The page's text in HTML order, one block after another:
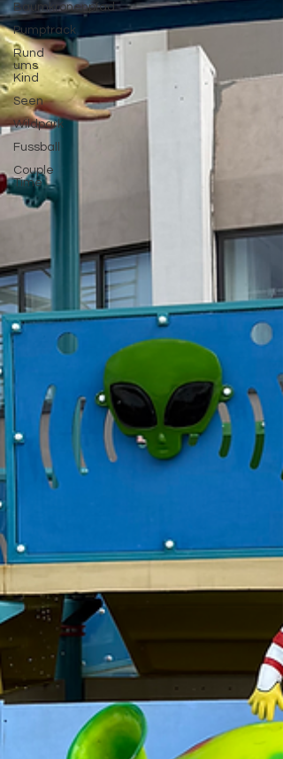
Baumkronenpfad
Pumptrack
Rund
ums
Kind
Seen
Wildpark
Fussball
Couple
Time